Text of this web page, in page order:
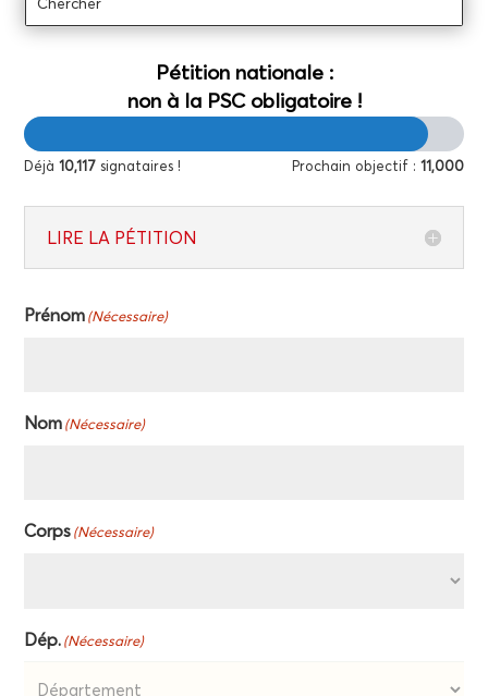
Péti­tion natio­nale :
non à la PSC obligatoire !
Déjà10,117 signataires ! Pro­chain objec­tif : 11,000
LIRE LA PÉTITION
Pré­nom(Néces­saire)
Nom(Néces­saire)
Corps(Néces­saire)
Dép.(Néces­saire)